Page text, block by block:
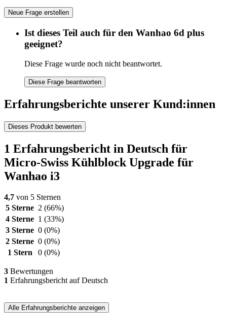
Neue Frage erstellen
Ist dieses Teil auch für den Wanhao 6d plus
geeignet?
Diese Frage wurde noch nicht beantwortet.
Diese Frage beantworten
Erfahrungsberichte unserer Kund:innen
Dieses Produkt bewerten
1 Erfahrungsbericht in Deutsch für
Micro-Swiss Kühlblock Upgrade für
Wanhao i3
4,7 von 5 Sternen
5 Sterne 2 (66%)
4 Sterne 1 (33%)
3 Sterne 0 (0%)
2 Sterne 0 (0%)
1 Stern
0 (0%)
3 Bewertungen
1 Erfahrungsbericht auf Deutsch
Alle Erfahrungsberichte anzeigen